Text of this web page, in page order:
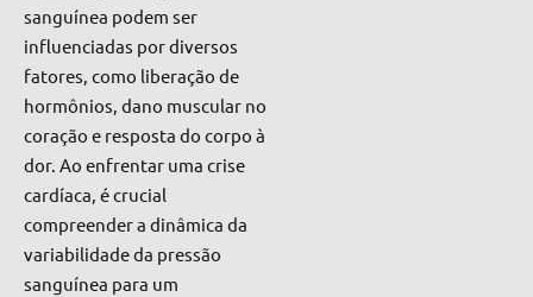
sanguínea podem ser
influenciadas por diversos
fatores, como liberação de
hormônios, dano muscular no
coração e resposta do corpo à
dor. Ao enfrentar uma crise
cardíaca, é crucial
compreender a dinâmica da
variabilidade da pressão
sanguínea para um